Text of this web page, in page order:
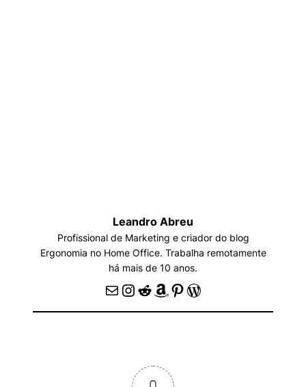
Leandro Abreu
Profissional de Marketing e criador do blog
Ergonomia no Home Office. Trabalha remotamente
há mais de 10 anos.
E-mail Instagram Reddit Amazon Pinterest WordPress